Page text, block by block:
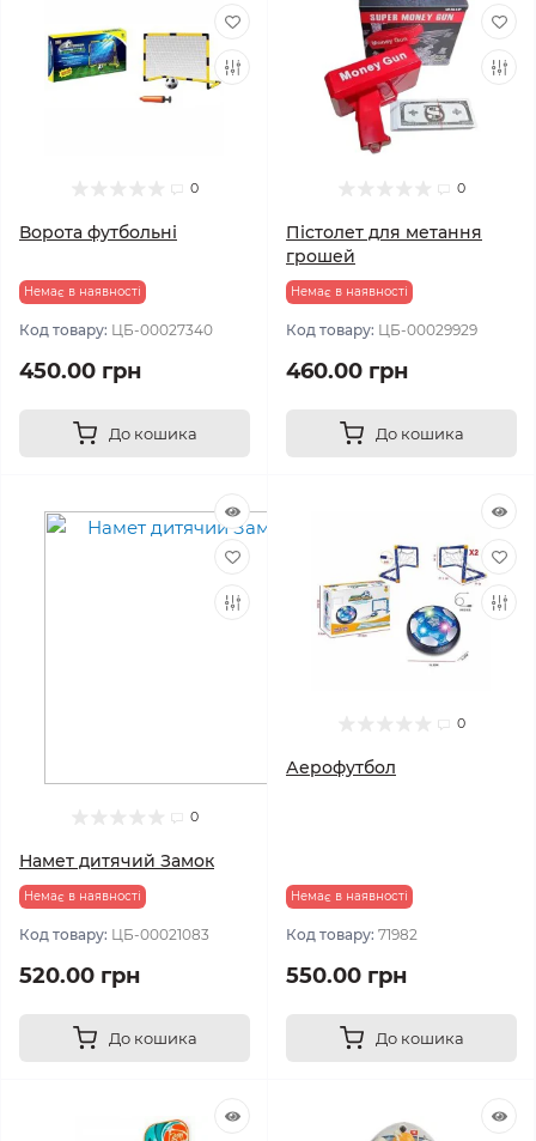
0
Ворота футбольні
Немає в наявності
Код товару: ЦБ-00027340
450.00 грн
До кошика
0
Пістолет для метання
грошей
Немає в наявності
Код товару: ЦБ-00029929
460.00 грн
До кошика
0
Намет дитячий Замок
Немає в наявності
Код товару: ЦБ-00021083
520.00 грн
До кошика
0
Аерофутбол
Немає в наявності
Код товару: 71982
550.00 грн
До кошика